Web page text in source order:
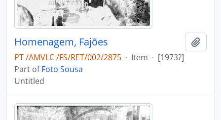
Homenagem, Fajões
PT /AMVLC /FS/RET/002/2875 · Item · [1973?]
Part ofFoto Sousa
Untitled